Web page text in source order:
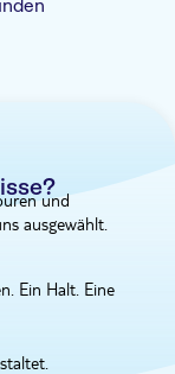
daher ist
Anschließend
Vicente, wo Sie
einem Höhepunkt
Cabo Girao ist
Welt und bietet
und
ausgewählt.
Ein Halt. Eine